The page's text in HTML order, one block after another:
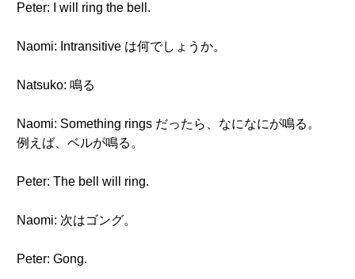
Peter: I will ring the bell.
Naomi: Intransitive は何でしょうか。
Natsuko: 鳴る
Naomi: Something rings だったら、なになにが鳴る。
例えば、ベルが鳴る。
Peter: The bell will ring.
Naomi: 次はゴング。
Peter: Gong.